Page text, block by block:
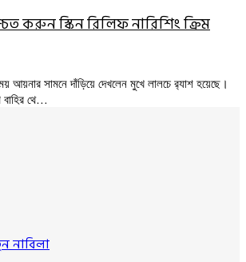
করুন স্কিন রিলিফ নারিশিং ক্রিম
আয়নার সামনে দাঁড়িয়ে দেখলেন মুখে লালচে র‍্যাশ হয়েছে।
থে…
নাবিলা